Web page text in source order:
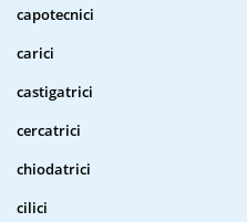
capotecnici
carici
castigatrici
cercatrici
chiodatrici
cilici